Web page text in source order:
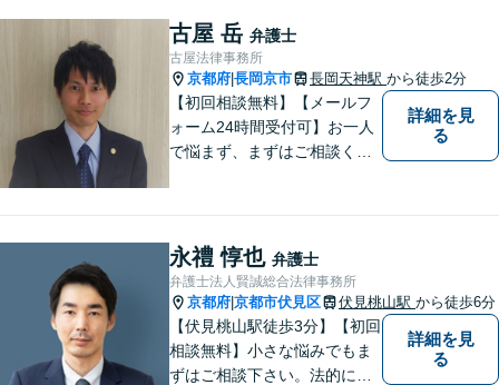
古屋 岳 弁護士
古屋法律事務所
京都府 長岡京市 長岡天神駅 から徒歩2分
【初回相談無料】【メールフ
ォーム24時間受付可】お一人
で悩まず、まずはご相談くだ
詳細を見
る
永禮 惇也 弁護士
弁護士法人賢誠総合法律事務所
京都府 京都市伏見区 伏見桃山駅 から徒歩6分
【伏見桃山駅徒歩3分】【初回
相談無料】小さな悩みでもま
ずはご相談下さい。法的に無
詳細を見
る